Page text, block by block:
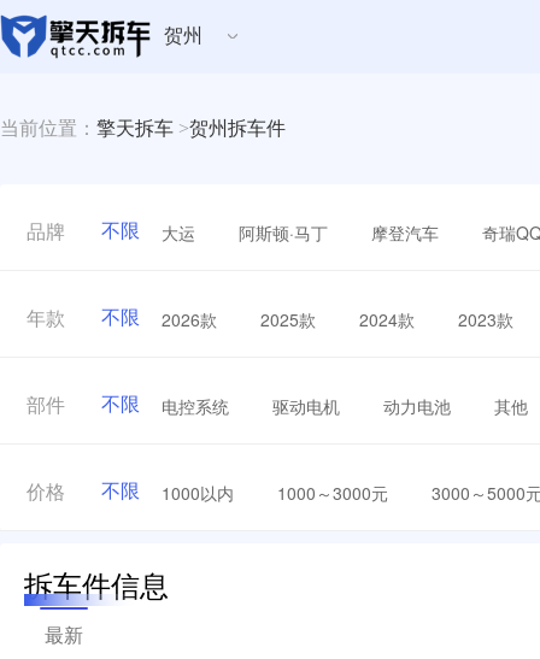
贺州
当前位置： 擎天拆车 >贺州拆车件
品牌 不限 大运 阿斯顿·马丁 摩登汽车 奇瑞
年款 不限 2026款 2025款 2024款 2023款
部件 不限 电控系统 驱动电机 动力电池 其他
价格 不限 1000以内 1000～3000元 3000～5000
拆车件信息
最新